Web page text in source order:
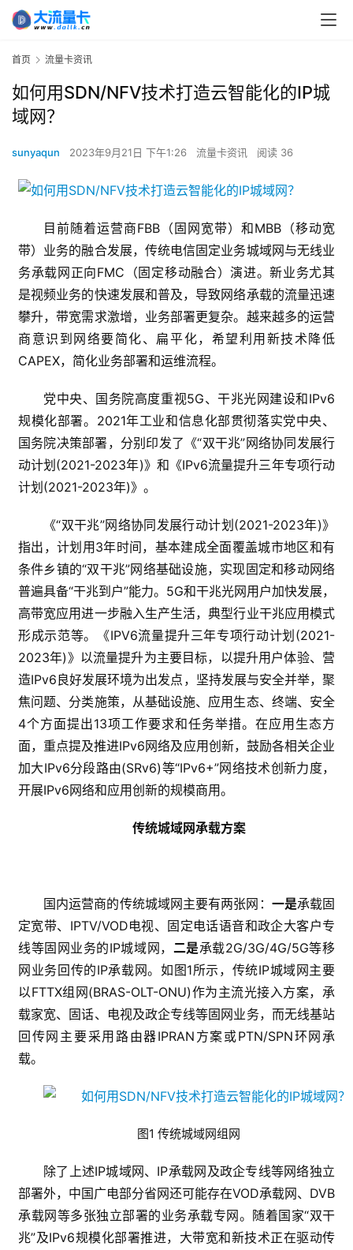
首页 流量卡资讯
如何用SDN/NFV技术打造云智能化的IP城
域网？
sunyaqun 2023年9月21日 下午1:26 流量卡资讯 阅读 36
目前随着运营商FBB（固网宽带）和MBB（移动宽
带）业务的融合发展，传统电信固定业务城域网与无线业
务承载网正向FMC（固定移动融合）演进。新业务尤其
是视频业务的快速发展和普及，导致网络承载的流量迅速
攀升，带宽需求激增，业务部署更复杂。越来越多的运营
商意识到网络要简化、扁平化，希望利用新技术降低
CAPEX，简化业务部署和运维流程。
党中央、国务院高度重视5G、干兆光网建设和IPv6
规模化部署。2021年工业和信息化部贯彻落实党中央、
国务院决策部署，分别印发了《“双干兆”网络协同发展行
动计划(2021-2023年)》和《IPv6流量提升三年专项行动
计划(2021-2023年)》。
《“双干兆”网络协同发展行动计划(2021-2023年)》
指出，计划用3年时间，基本建成全面覆盖城市地区和有
条件乡镇的“双干兆”网络基础设施，实现固定和移动网络
普遍具备“干兆到户”能力。5G和干兆光网用户加快发展，
高带宽应用进一步融入生产生活，典型行业干兆应用模式
形成示范等。《IPV6流量提升三年专项行动计划(2021-
2023年)》以流量提升为主要目标，以提升用户体验、营
造IPv6良好发展环境为出发点，坚持发展与安全并举，聚
焦问题、分类施策，从基础设施、应用生态、终端、安全
4个方面提出13项工作要求和任务举措。在应用生态方
面，重点提及推进IPv6网络及应用创新，鼓励各相关企业
加大IPv6分段路由(SRv6)等“IPv6+”网络技术创新力度，
开展IPv6网络和应用创新的规模商用。
传统城域网承载方案
国内运营商的传统城域网主要有两张网： 一是承载固
定宽带、IPTV/VOD电视、固定电话语音和政企大客户专
线等固网业务的IP城域网， 二是承载2G/3G/4G/5G等移
网业务回传的IP承载网。如图1所示，传统IP城域网主要
以FTTX组网(BRAS-OLT-ONU)作为主流光接入方案，承
载家宽、固话、电视及政企专线等固网业务，而无线基站
回传网主要采用路由器IPRAN方案或PTN/SPN环网承
载。
图1 传统城域网组网
除了上述IP城域网、IP承载网及政企专线等网络独立
部署外，中国广电部分省网还可能存在VOD承载网、DVB
承载网等多张独立部署的业务承载专网。随着国家“双干
兆”及IPv6规模化部署推进，大带宽和新技术正在驱动传